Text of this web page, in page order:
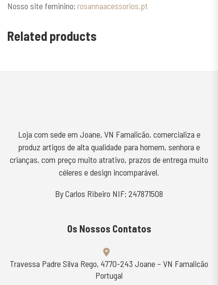
Nosso site feminino: rosannaacessorios.pt
Related products
Loja com sede em Joane, VN Famalicão, comercializa e
produz artigos de alta qualidade para homem, senhora e
crianças, com preço muito atrativo, prazos de entrega muito
céleres e design incomparável.
By Carlos Ribeiro NIF: 247871508
Os Nossos Contatos
Travessa Padre Silva Rego, 4770-243 Joane – VN Famalicão
Portugal